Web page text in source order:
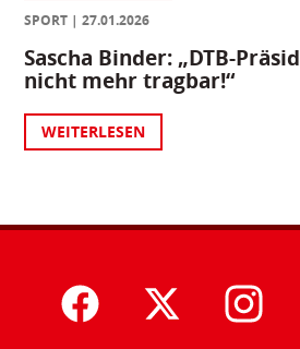
SPORT
27.01.2026
Sascha Binder: „DTB-
nicht mehr tragbar!“
WEITERLESEN